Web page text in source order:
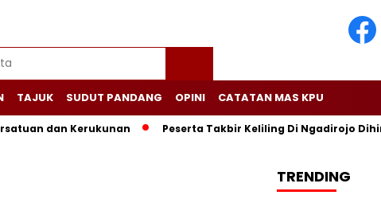
TAJUK SUDUT PANDANG OPINI CATATAN MAS KPU
dan Kerukunan Peserta Takbir Keliling Di Ngadirojo
TRENDING